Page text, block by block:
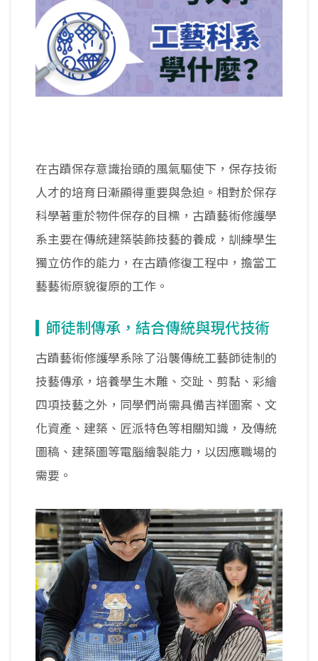
在古蹟保存意識抬頭的風氣驅使下，保存技術
人才的培育日漸顯得重要與急迫。相對於保存
科學著重於物件保存的目標，古蹟藝術修護學
系主要在傳統建築裝飾技藝的養成，訓練學生
獨立仿作的能力，在古蹟修復工程中，擔當工
藝藝術原貌復原的工作。
師徒制傳承，結合傳統與現代技術
古蹟藝術修護學系除了沿襲傳統工藝師徒制的
技藝傳承，培養學生木雕、交趾、剪黏、彩繪
四項技藝之外，同學們尚需具備吉祥圖案、文
化資產、建築、匠派特色等相關知識，及傳統
圖稿、建築圖等電腦繪製能力，以因應職場的
需要。